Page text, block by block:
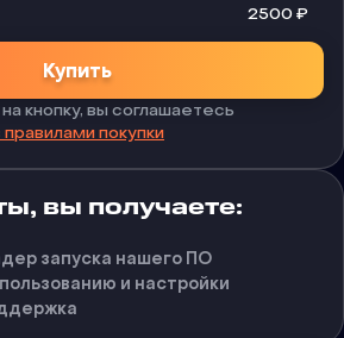
2500₽
Купить
кнопку, вы соглашаетесь
правилами покупки
вы получаете:
запуска нашего ПО
и настройки